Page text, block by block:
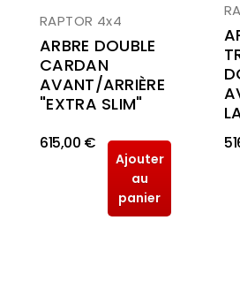
RAPTOR 4x4
ARBRE DOUBLE
CARDAN
AVANT/ARRIÈRE
"EXTRA SLIM"
615,00 €
Ajouter
au
panier